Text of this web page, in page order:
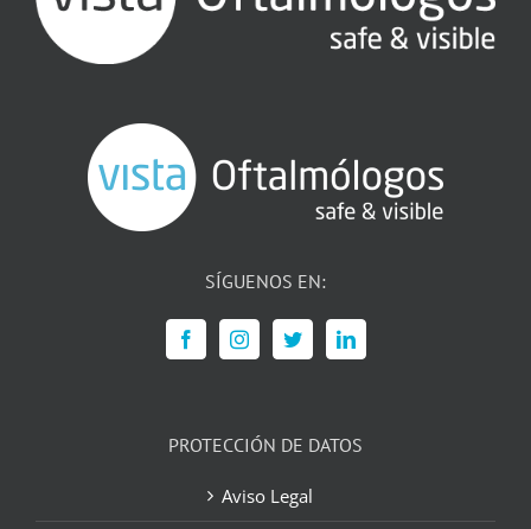
SÍGUENOS EN:
PROTECCIÓN DE DATOS
Aviso Legal